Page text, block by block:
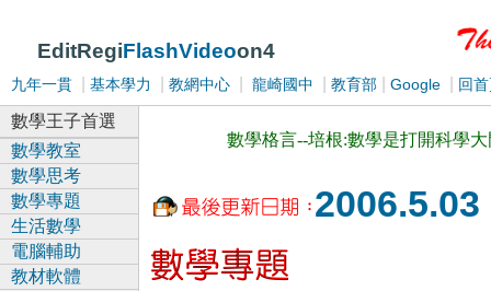
EditRegiFlashVideoon4
九年一貫 基本學力 教網中心 龍崎國中 教育部 Google 回
數學格言--培根:數學是打開科學
2006.5.03
數學王子首選
數學教室
數學思考
數學專題
生活數學
電腦輔助
教材軟體